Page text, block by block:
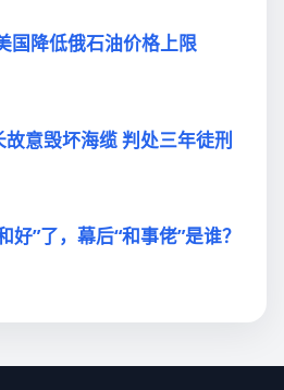
国降低俄石油价格上限
意毁坏海缆 判处三年徒刑
好”了，幕后“和事佬”是谁？